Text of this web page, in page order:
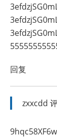
回复
zxxcdd